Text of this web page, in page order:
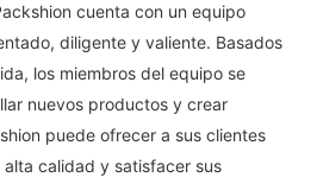
cuenta con un equipo
diligente y valiente. Basados
los miembros del equipo se
nuevos productos y crear
puede ofrecer a sus clientes
calidad y satisfacer sus